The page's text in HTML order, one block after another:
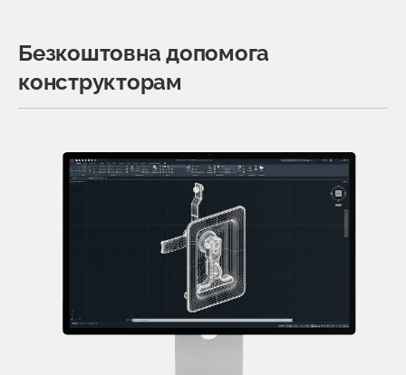
Безкоштовна допомога
конструкторам